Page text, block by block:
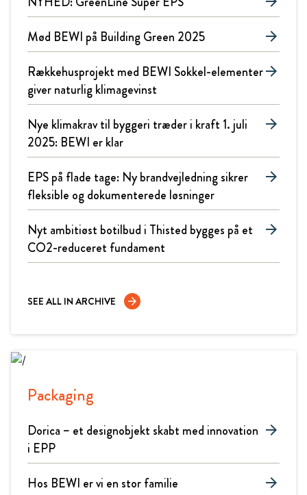
Mød BEWI på Building Green 2025 arrow_forward
Rækkehusprojekt med BEWI Sokkel-elementer
giver naturlig klimagevinst
arrow_forward
Nye klimakrav til byggeri træder i kraft 1. juli
2025: BEWI er klar
arrow_forward
EPS på flade tage: Ny brandvejledning sikrer
fleksible og dokumenterede løsninger
arrow_forward
Nyt ambitiøst botilbud i Thisted bygges på et
CO2-reduceret fundament
arrow_forward
SEE ALL IN ARCHIVE arrow_forward
Packaging
Dorica – et designobjekt skabt med innovation
i EPP
arrow_forward
Hos BEWI er vi en stor familie arrow_forward